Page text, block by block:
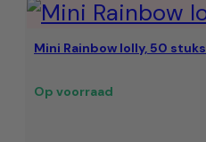
was:
€ 35,95.
is:
€ 29,50.
Mini Rainbow lolly, 50 stuks
Op voorraad